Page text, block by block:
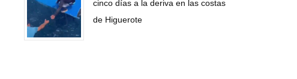
cinco días a la deriva en las costas
de Higuerote